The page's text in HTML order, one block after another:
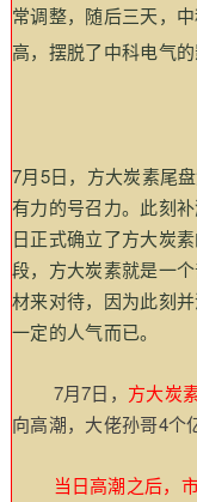
常调整，随后三天，
高，摆脱了中科电气
7月5日，方大炭素尾
有力的号召力。此刻
日正式确立了方大炭素
段，方大炭素就是一
材来对待，因为此刻
一定的人气而已。
7月7日， 方大炭
向高潮，大佬孙哥4个
当日高潮之后，市